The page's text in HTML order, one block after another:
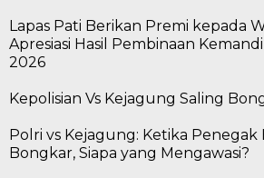
Lapas Pati Berikan Premi kepada
Apresiasi Hasil Pembinaan
2026
Kepolisian Vs Kejagung Saling
Polri vs Kejagung: Ketika
Bongkar, Siapa yang Mengawasi?